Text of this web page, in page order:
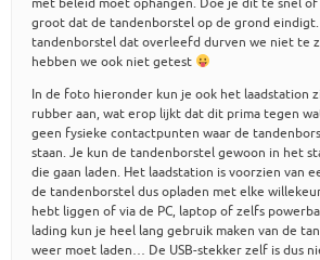
groot dat de tandenborstel op de grond eindigt.
tandenborstel dat overleefd durven we niet te
hebben we ook niet getest
In de foto hieronder kun je ook het laadstation
rubber aan, wat erop lijkt dat dit prima tegen
geen fysieke contactpunten waar de
staan. Je kun de tandenborstel gewoon in het
die gaan laden. Het laadstation is voorzien van
de tandenborstel dus opladen met elke
hebt liggen of via de PC, laptop of zelfs
lading kun je heel lang gebruik maken van de
weer moet laden… De USB-stekker zelf is dus